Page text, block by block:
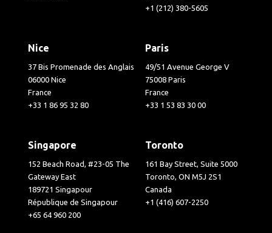
+1 (212) 380-5605
Nice
37 Bis Promenade des Anglais
06000 Nice
France
+33 1 86 95 32 80
Paris
49/51 Avenue George V
75008 Paris
France
+33 1 53 83 30 00
Singapore
152 Beach Road, #23-05 The
Gateway East
189721 Singapour
République de Singapour
+65 64 960 200
Toronto
161 Bay Street, Suite 5000
Toronto, ON M5J 2S1
Canada
+1 (416) 607-2250